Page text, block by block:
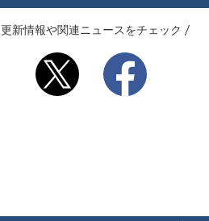
更新情報や関連ニュースをチェック